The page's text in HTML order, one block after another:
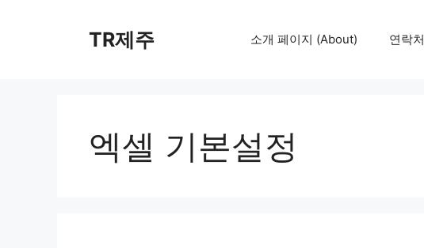
TR제주 소개 페이지 (About) 연락
엑셀 기본설정